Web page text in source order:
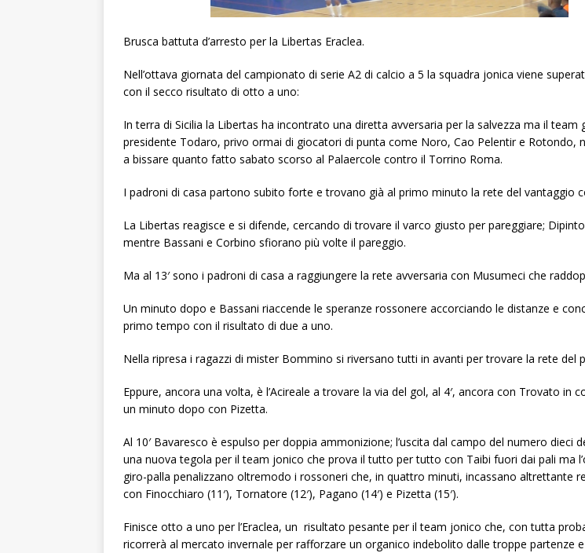
Brusca battuta d’arresto per la Libertas Eraclea.
Nell’ottava giornata del campionato di serie A2 di calcio a 5 la squadra jonica viene
con il secco risultato di otto a uno:
In terra di Sicilia la Libertas ha incontrato una diretta avversaria per la salvezza ma il team
presidente Todaro, privo ormai di giocatori di punta come Noro, Cao Pelentir e Rotondo,
a bissare quanto fatto sabato scorso al Palaercole contro il Torrino Roma.
I padroni di casa partono subito forte e trovano già al primo minuto la rete del vantaggio
La Libertas reagisce e si difende, cercando di trovare il varco giusto per pareggiare;
mentre Bassani e Corbino sfiorano più volte il pareggio.
Ma al 13′ sono i padroni di casa a raggiungere la rete avversaria con Musumeci che
Un minuto dopo e Bassani riaccende le speranze rossonere accorciando le distanze e
primo tempo con il risultato di due a uno.
Nella ripresa i ragazzi di mister Bommino si riversano tutti in avanti per trovare la rete del
Eppure, ancora una volta, è l’Acireale a trovare la via del gol, al 4′, ancora con Trovato in
un minuto dopo con Pizetta.
Al 10′ Bavaresco è espulso per doppia ammonizione; l’uscita dal campo del numero dieci
una nuova tegola per il team jonico che prova il tutto per tutto con Taibi fuori dai pali ma
giro-palla penalizzano oltremodo i rossoneri che, in quattro minuti, incassano altrettante
con Finocchiaro (11′), Tornatore (12′), Pagano (14′) e Pizetta (15′).
Finisce otto a uno per l’Eraclea, un risultato pesante per il team jonico che, con tutta
ricorrerà al mercato invernale per rafforzare un organico indebolito dalle troppe partenze